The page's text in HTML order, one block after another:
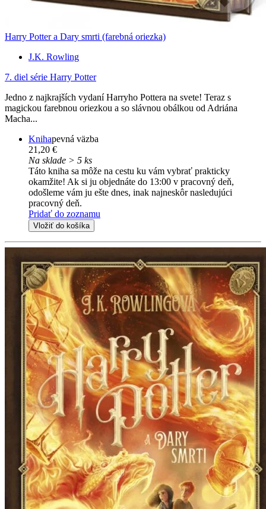
Harry Potter a Dary smrti (farebná oriezka)
J.K. Rowling
7. diel série Harry Potter
Jedno z najkrajších vydaní Harryho Pottera na svete! Teraz s
magickou farebnou oriezkou a so slávnou obálkou od Adriána
Macha...
Knihapevná väzba
21,20 €
Na sklade > 5 ks
Táto kniha sa môže na cestu ku vám vybrať prakticky
okamžite! Ak si ju objednáte do 13:00 v pracovný deň,
odošleme vám ju ešte dnes, inak najneskôr nasledujúci
pracovný deň.
Pridať do zoznamu
Vložiť do košíka